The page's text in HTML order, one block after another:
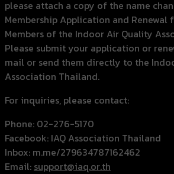
please attach a copy of the name
Membership Application and Renewal
Members of the Indoor Air Quality
Please submit your application or
mail or send them directly to the
Association Thailand.
For inquiries, please contact:
Phone: 02-276-5170
Facebook: IAQ Association Thailand
Inbox: m.me/279634787162462
Email: support@iaq.or.th